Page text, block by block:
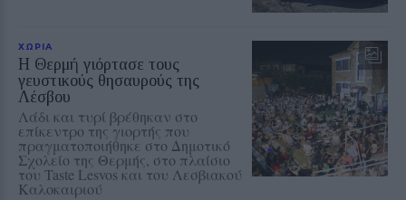
ΧΩΡΙΑ
Η Θερμή γιόρτασε τους
γευστικούς θησαυρούς της
Λέσβου
Λάδι και τυρί βρέθηκαν στο
επίκεντρο της γιορτής που
πραγματοποιήθηκε στο Δημοτικό
Σχολείο της Θερμής, στο πλαίσιο
του Taste Lesvos και του Λεσβιακού
Καλοκαιριού